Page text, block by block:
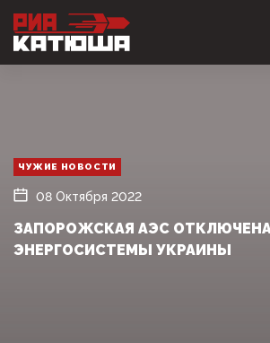
ЧУЖИЕ НОВОСТИ
08 Октября 2022
ЗАПОРОЖСКАЯ АЭС
ЭНЕРГОСИСТЕМЫ УКРАИНЫ